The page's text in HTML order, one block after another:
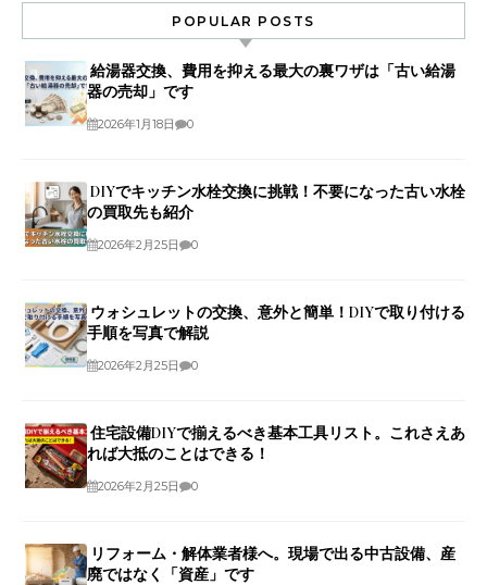
POPULAR POSTS
給湯器交換、費用を抑える最大の裏ワザは「古い給湯
器の売却」です
2026年1月18日 0
DIYでキッチン水栓交換に挑戦！不要になった古い水栓
の買取先も紹介
2026年2月25日 0
ウォシュレットの交換、意外と簡単！DIYで取り付ける
手順を写真で解説
2026年2月25日 0
住宅設備DIYで揃えるべき基本工具リスト。これさえあ
れば大抵のことはできる！
2026年2月25日 0
リフォーム・解体業者様へ。現場で出る中古設備、産
廃ではなく「資産」です